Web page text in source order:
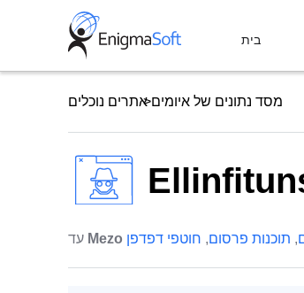
בית
מסד נתונים של איומים אתרים נוכלים
Mezo , תוכנות פרסום, חוטפי דפדפן